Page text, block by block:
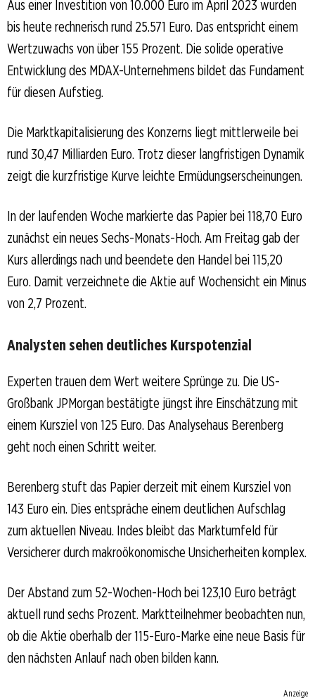
Aus einer Investition von 10.000 Euro im April 2023 wurden
bis heute rechnerisch rund 25.571 Euro. Das entspricht einem
Wertzuwachs von über 155 Prozent. Die solide operative
Entwicklung des MDAX-Unternehmens bildet das Fundament
für diesen Aufstieg.
Die Marktkapitalisierung des Konzerns liegt mittlerweile bei
rund 30,47 Milliarden Euro. Trotz dieser langfristigen Dynamik
zeigt die kurzfristige Kurve leichte Ermüdungserscheinungen.
In der laufenden Woche markierte das Papier bei 118,70 Euro
zunächst ein neues Sechs-Monats-Hoch. Am Freitag gab der
Kurs allerdings nach und beendete den Handel bei 115,20
Euro. Damit verzeichnete die Aktie auf Wochensicht ein Minus
von 2,7 Prozent.
Analysten sehen deutliches Kurspotenzial
Experten trauen dem Wert weitere Sprünge zu. Die US-
Großbank JPMorgan bestätigte jüngst ihre Einschätzung mit
einem Kursziel von 125 Euro. Das Analysehaus Berenberg
geht noch einen Schritt weiter.
Berenberg stuft das Papier derzeit mit einem Kursziel von
143 Euro ein. Dies entspräche einem deutlichen Aufschlag
zum aktuellen Niveau. Indes bleibt das Marktumfeld für
Versicherer durch makroökonomische Unsicherheiten komplex.
Der Abstand zum 52-Wochen-Hoch bei 123,10 Euro beträgt
aktuell rund sechs Prozent. Marktteilnehmer beobachten nun,
ob die Aktie oberhalb der 115-Euro-Marke eine neue Basis für
den nächsten Anlauf nach oben bilden kann.
Anzeige